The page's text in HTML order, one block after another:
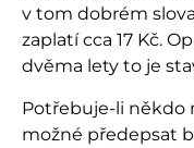
v tom dobrém
zaplatí cca 17 Kč.
dvěma lety to je
Potřebuje-li někdo
možné předepsat